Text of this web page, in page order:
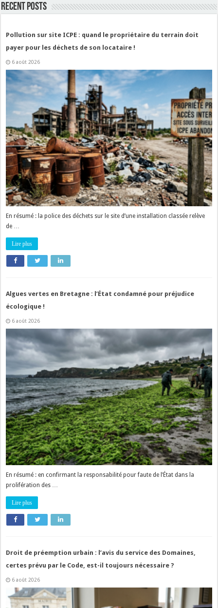
Recent Posts
Pollution sur site ICPE : quand le propriétaire du terrain doit
payer pour les déchets de son locataire !
6 août 2026
En résumé : la police des déchets sur le site d’une installation classée relève
de …
Lire plus
Algues vertes en Bretagne : l’État condamné pour préjudice
écologique !
6 août 2026
En résumé : en confirmant la responsabilité pour faute de l’État dans la
prolifération des …
Lire plus
Droit de préemption urbain : l’avis du service des Domaines,
certes prévu par le Code, est-il toujours nécessaire ?
6 août 2026